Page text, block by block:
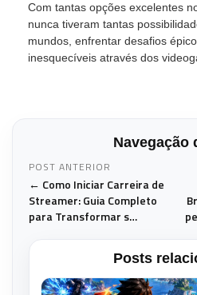
Com tantas opções excelentes
nunca tiveram tantas
mundos, enfrentar desafios
inesquecíveis através dos
Navegação
POST ANTERIOR
← Como Iniciar Carreira de
Streamer: Guia Completo
para Transformar s…
Posts